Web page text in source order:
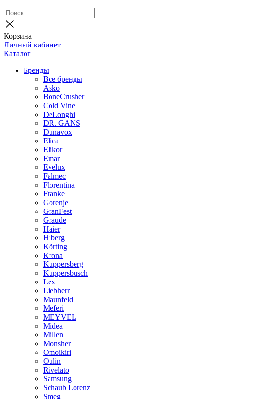
Корзина
Личный кабинет
Каталог
Бренды
Все бренды
Asko
BoneCrusher
Cold Vine
DeLonghi
DR. GANS
Dunavox
Elica
Elikor
Emar
Evelux
Falmec
Florentina
Franke
Gorenje
GranFest
Graude
Haier
Hiberg
Körting
Krona
Kuppersberg
Kuppersbusch
Lex
Liebherr
Maunfeld
Meferi
MEYVEL
Midea
Millen
Monsher
Omoikiri
Oulin
Rivelato
Samsung
Schaub Lorenz
Smeg